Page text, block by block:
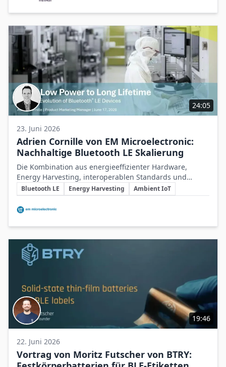
24:05
23. Juni 2026
Adrien Cornille von EM Microelectronic:
Nachhaltige Bluetooth LE Skalierung
Die Kombination aus energieeffizienter Hardware,
Energy Harvesting, interoperablen Standards und
systemübergreifender Zusammenarbeit ist
entscheidend für die nachhaltige und batterielose
Skalierung von Bluetooth LE im IoT.
Schlüsselthemen
Bluetooth LE Energy Harvesting Ambient IoT
Beteiligte Unternehmen
19:46
22. Juni 2026
Vortrag von Moritz Futscher von BTRY: